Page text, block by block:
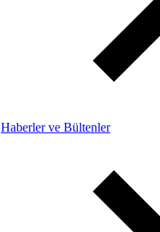
Haberler ve Bültenler